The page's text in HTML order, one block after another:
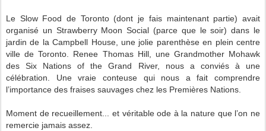
Le Slow Food de Toronto (dont je fais maintenant partie) avait
organisé un Strawberry Moon Social (parce que le soir) dans le
jardin de la Campbell House, une jolie parenthèse en plein centre
ville de Toronto. Renee Thomas Hill, une Grandmother Mohawk
des Six Nations of the Grand River, nous a conviés à une
célébration. Une vraie conteuse qui nous afait comprendre
l’importance des fraises sauvages chez les Premières Nations.
Moment de recueillement... et véritable ode à la nature que l’on ne
remercie jamais assez.